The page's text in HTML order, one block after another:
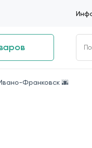
Франковск 🌆